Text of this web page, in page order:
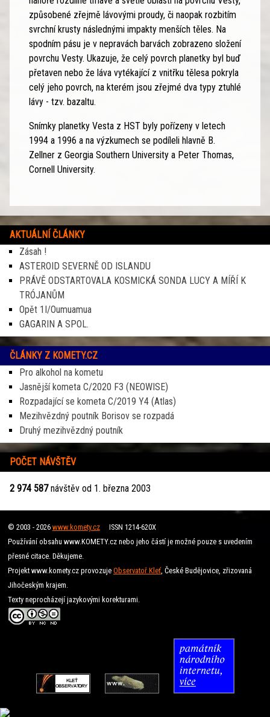
způsobené zřejmě lávovými proudy, či naopak rozbitím
svrchní krusty následnými impakty menších těles. Na
spodním pásu je v nepravách barvách zobrazeno složení
povrchu Vesty. Ukazuje, že celý povrch planetky byl buď
přetaven nebo že láva vytékající z vnitřku tělesa pokryla
celý jeho povrch, na kterém jsou zřejmé dva typy ztuhlé
lávy - tzv. bazaltu.
Snímky planetky Vesta z HST byly pořízeny v letech
1994 a 1996 a na výzkumech se podíleli hlavně B.
Zellner z Georgia Southern University a Peter Thomas,
Cornell University.
AKTUÁLNÍ ČLÁNKY
Zásah !
ASTEROID SEVERNĚ OD ISLANDU
PRÁVĚ ODSTARTOVALA KOSMICKÁ SONDA LUCY A MÍŘÍ K
TRÓJANŮM
Opět 1I/Oumuamua
GAGARIN A SPOL.
ČLÁNKY Z KOMETY.CZ
Pro alkohol na kometu
Jasnější kometa C/2020 F3 (NEOWISE)
Rozpadající se kometa C/2019 Y4 (Atlas)
Mezihvězdný poutník Borisov se rozpadá
Druhý mezihvězdný poutník
POČET NÁVŠTĚV
2 974 587návštěv od 1. března 2003
© 2003 - 2026 www.komety.czISSN 1214-620X
Používání obsahu www.KOMETY.cz nebo jeho částí je možné pouze s uvedením
přesné citace. Děkujeme.
Projekt www.komety.cz provozuje Observatoř Kleť, České Budějovice, zřizovaná
Jihočeským krajem.
Texty neprocházejí jazykovými korekturami.